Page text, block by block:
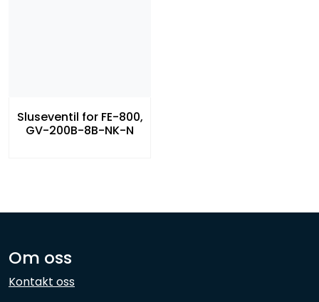
Sluseventil for FE-800,
GV-200B-8B-NK-N
Om oss
Kontakt oss